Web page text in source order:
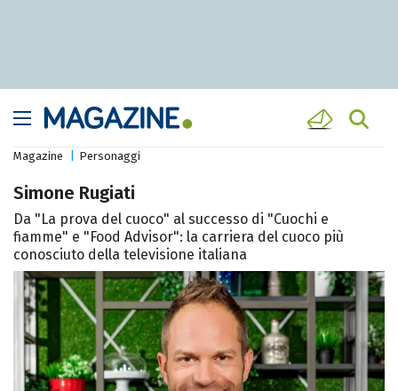
Magazine Personaggi
Simone Rugiati
Da "La prova del cuoco" al successo di "Cuochi e
fiamme" e "Food Advisor": la carriera del cuoco più
conosciuto della televisione italiana